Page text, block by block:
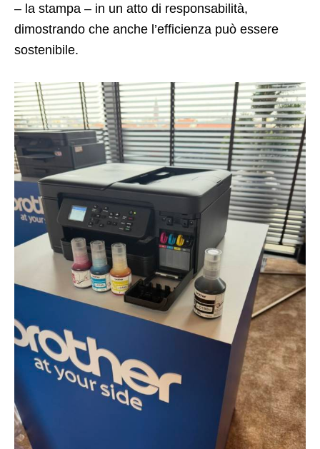
– la stampa – in un atto di responsabilità,
dimostrando che anche l’efficienza può essere
sostenibile.